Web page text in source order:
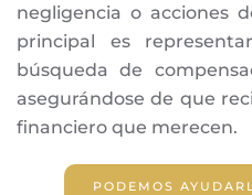
negligencia o acciones
principal es
búsqueda de
asegurándose de que
financiero que merecen.
PODEMOS